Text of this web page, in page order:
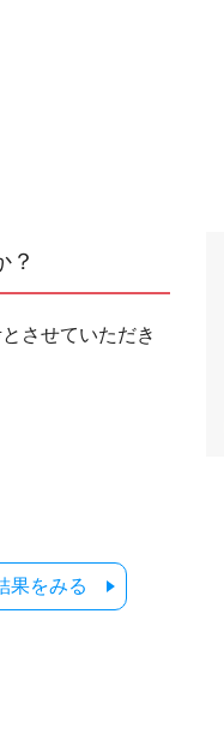
？
させていただき
果をみる